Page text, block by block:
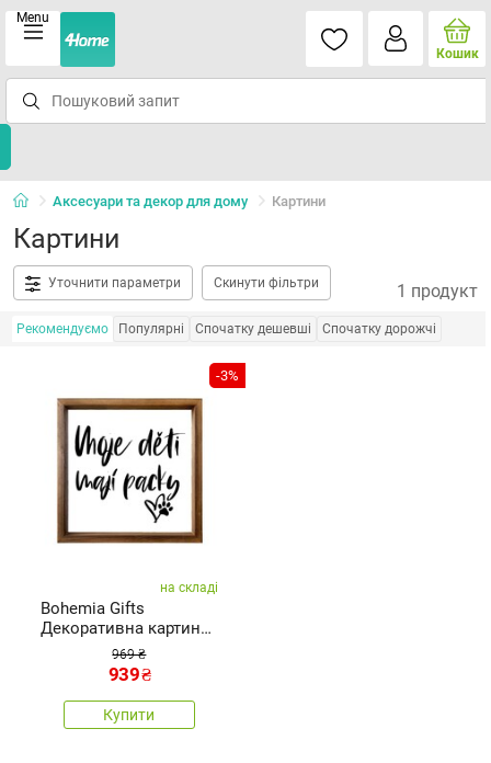
Menu
Кошик
Аксесуари та декор для дому Картини
Картини
Уточнити параметри Скинути фільтри 1 продукт
Рекомендуємо Популярні Спочатку дешевші Спочатку дорожчі
-3%
на складі
Bohemia Gifts
Декоративна картина -
969 ₴
939₴
Купити